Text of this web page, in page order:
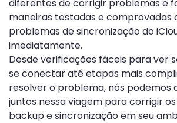
diferentes de corrigir problemas e
maneiras testadas e comprovadas
problemas de sincronização do
imediatamente.
Desde verificações fáceis para ver
se conectar até etapas mais
resolver o problema, nós podemos
juntos nessa viagem para corrigir
backup e sincronização em seu